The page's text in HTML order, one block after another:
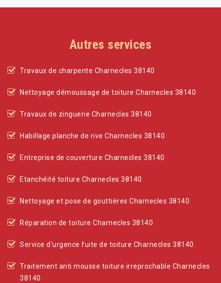
Autres services
Travaux de charpente Charnecles 38140
Nettoyage démoussage de toiture Charnecles 38140
Travaux de zinguerie Charnecles 38140
Habillage planche de rive Charnecles 38140
Entreprise de couverture Charnecles 38140
Etanchéité toiture Charnecles 38140
Nettoyage et pose de gouttières Charnecles 38140
Réparation de toiture Charnecles 38140
Service d'urgence fuite de toiture Charnecles 38140
Traitement anti mousse toiture irreprochable Charnecles
38140